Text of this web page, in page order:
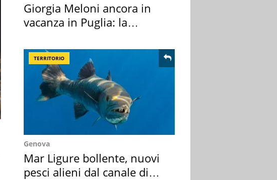
Giorgia Meloni ancora in
vacanza in Puglia: la
TERRITORIO
Genova
Mar Ligure bollente, nuovi
pesci alieni dal canale di